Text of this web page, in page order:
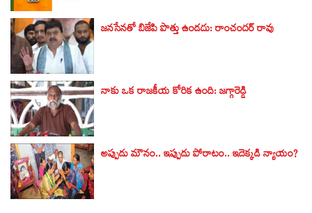
జనసేనతో బిజేపి పొత్తు ఉండదు: రాంచందర్ రావు
నాకు ఒక రాజకీయ కోరిక ఉంది: జగ్గారెడ్డి
అప్పుడు మౌనం.. ఇప్పుడు పోరాటం.. ఇదెక్కడి న్యాయం?